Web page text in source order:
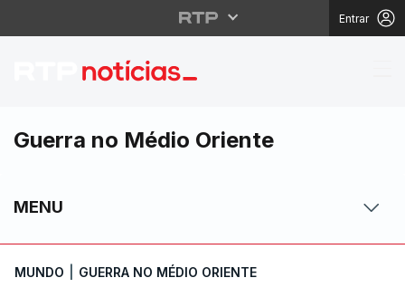
Entrar
ONU pede para se
Guerra no Médio Oriente
MENU
MUNDO GUERRA NO MÉDIO ORIENTE